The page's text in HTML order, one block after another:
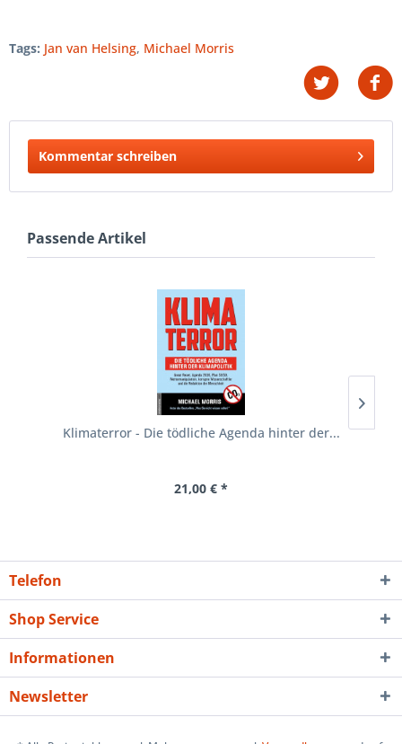
Tags: Jan van Helsing, Michael Morris
Kommentar schreiben
Passende Artikel
Klimaterror - Die tödliche Agenda hinter der...
21,00 € *
Telefon
Shop Service
Informationen
Newsletter